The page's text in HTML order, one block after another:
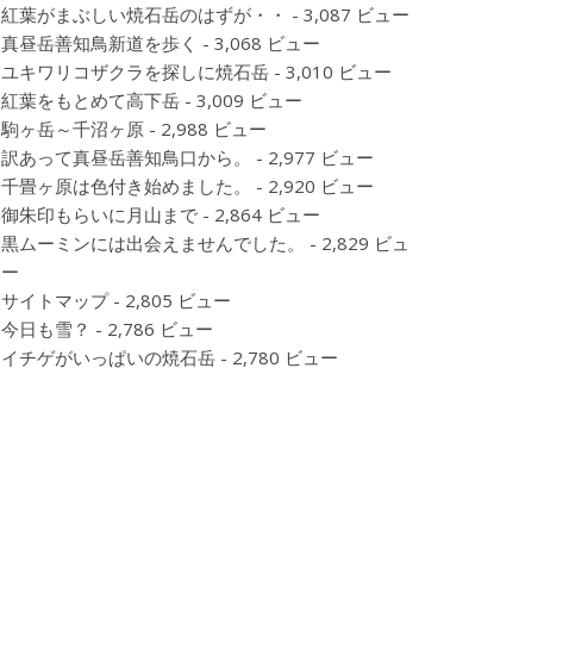
紅葉がまぶしい焼石岳のはずが・・ - 3,087 ビュー
真昼岳善知鳥新道を歩く - 3,068 ビュー
ユキワリコザクラを探しに焼石岳 - 3,010 ビュー
紅葉をもとめて高下岳 - 3,009 ビュー
駒ヶ岳～千沼ヶ原 - 2,988 ビュー
訳あって真昼岳善知鳥口から。
- 2,977 ビュー
千畳ヶ原は色付き始めました。
- 2,920 ビュー
御朱印もらいに月山まで - 2,864 ビュー
黒ムーミンには出会えませんでした。
- 2,829 ビュ
ー
サイトマップ- 2,805 ビュー
今日も雪？ - 2,786 ビュー
イチゲがいっぱいの焼石岳 - 2,780 ビュー